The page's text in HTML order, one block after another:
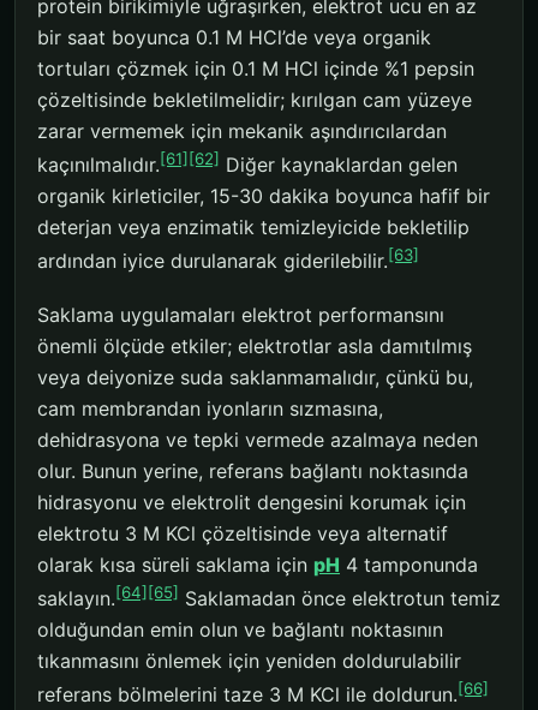
protein birikimiyle uğraşırken, elektrot ucu en az
bir saat boyunca 0.1 M HCl’de veya organik
tortuları çözmek için 0.1 M HCl içinde %1 pepsin
çözeltisinde bekletilmelidir; kırılgan cam yüzeye
zarar vermemek için mekanik aşındırıcılardan
kaçınılmalıdır.[61] [62] Diğer kaynaklardan gelen
organik kirleticiler, 15-30 dakika boyunca hafif bir
deterjan veya enzimatik temizleyicide bekletilip
ardından iyice durulanarak giderilebilir.[63]
Saklama uygulamaları elektrot performansını
önemli ölçüde etkiler; elektrotlar asla damıtılmış
veya deiyonize suda saklanmamalıdır, çünkü bu,
cam membrandan iyonların sızmasına,
dehidrasyona ve tepki vermede azalmaya neden
olur. Bunun yerine, referans bağlantı noktasında
hidrasyonu ve elektrolit dengesini korumak için
elektrotu 3 M KCl çözeltisinde veya alternatif
olarak kısa süreli saklama için pH 4 tamponunda
saklayın.[64] [65] Saklamadan önce elektrotun temiz
olduğundan emin olun ve bağlantı noktasının
tıkanmasını önlemek için yeniden doldurulabilir
referans bölmelerini taze 3 M KCl ile doldurun.[66]